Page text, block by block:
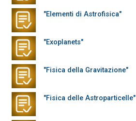
"Elementi di Astrofisica"
"Exoplanets"
"Fisica della Gravitazione"
"Fisica delle Astroparticelle"